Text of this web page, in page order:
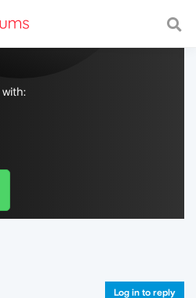
with a fast and
Log in to reply